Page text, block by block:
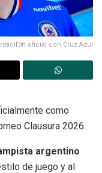
oficial con Cruz Azul
como
Clausura 2026.
argentino
de juego y al